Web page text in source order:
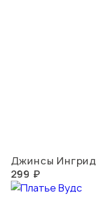
Джинсы Ингрид
299 ₽